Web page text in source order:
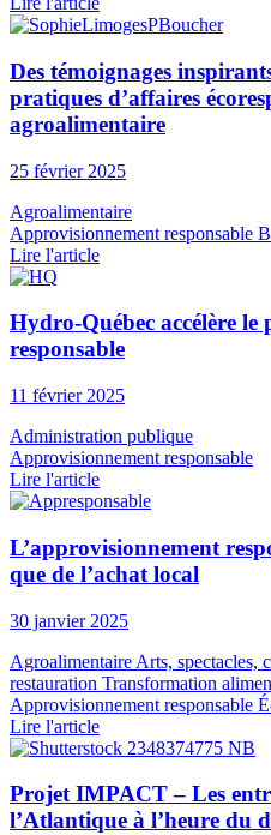
Des témoignages
pratiques d’affaires
agroalimentaire
25 février 2025
Agroalimentaire
Approvisionnement responsable
Lire l'article
Hydro-Québec accélère
responsable
11 février 2025
Administration publique
Approvisionnement responsable
Lire l'article
L’approvisionnement
que de l’achat local
30 janvier 2025
Agroalimentaire Arts, spectacles,
restauration Transformation
Approvisionnement responsable
Lire l'article
Projet IMPACT – Les
l’Atlantique à l’heure du